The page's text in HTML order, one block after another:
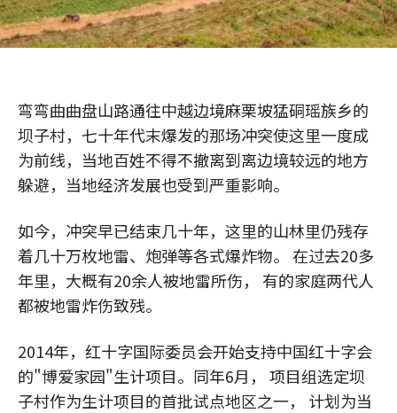
弯弯曲曲盘山路通往中越边境麻栗坡猛硐瑶族乡的
坝子村，七十年代末爆发的那场冲突使这里一度成
为前线，当地百姓不得不撤离到离边境较远的地方
躲避，当地经济发展也受到严重影响。
如今，冲突早已结束几十年，这里的山林里仍残存
着几十万枚地雷、炮弹等各式爆炸物。 在过去20多
年里，大概有20余人被地雷所伤， 有的家庭两代人
都被地雷炸伤致残。
2014年，红十字国际委员会开始支持中国红十字会
的"博爱家园"生计项目。同年6月， 项目组选定坝
子村作为生计项目的首批试点地区之一， 计划为当